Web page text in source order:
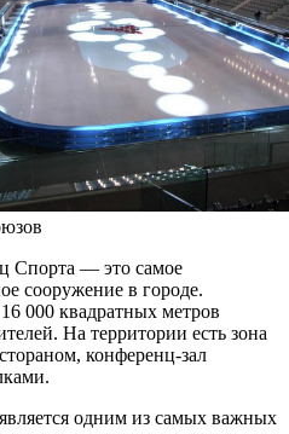
Спорта — это самое
сооружение в городе.
000 квадратных метров
На территории есть зона
конференц-зал
одним из самых важных